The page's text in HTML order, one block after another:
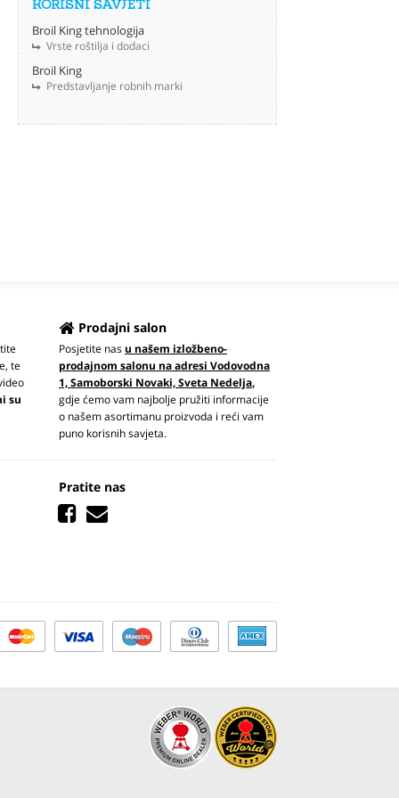
KORISNI SAVJETI
Broil King tehnologija
Vrste roštilja i dodaci
Broil King
Predstavljanje robnih marki
te
su
Prodajni salon
Posjetite nasu našem izložbeno-
prodajnom salonu na adresi Vodovodna
1, Samoborski Novaki, Sveta Nedelja,
gdje ćemo vam najbolje pružiti informacije
o našem asortimanu proizvoda i reći vam
puno korisnih savjeta.
Pratite nas